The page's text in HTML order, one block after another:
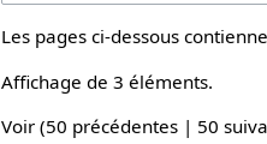
Les pages ci-dessous
Affichage de 3 éléments.
Voir (50 précédentes | 50